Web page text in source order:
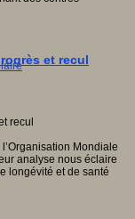
et recul
Mondiale
analyse nous éclaire
longévité et de santé